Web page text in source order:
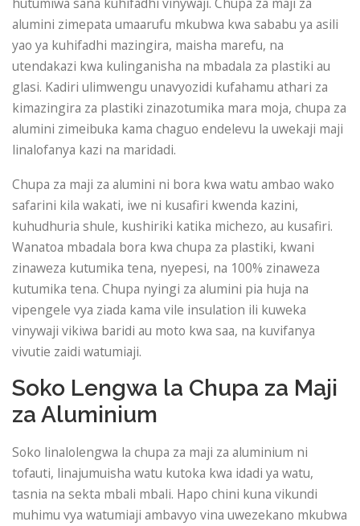
alumini zimepata umaarufu mkubwa kwa sababu ya asili
yao ya kuhifadhi mazingira, maisha marefu, na
utendakazi kwa kulinganisha na mbadala za plastiki au
glasi. Kadiri ulimwengu unavyozidi kufahamu athari za
kimazingira za plastiki zinazotumika mara moja, chupa za
alumini zimeibuka kama chaguo endelevu la uwekaji maji
linalofanya kazi na maridadi.
Chupa za maji za alumini ni bora kwa watu ambao wako
safarini kila wakati, iwe ni kusafiri kwenda kazini,
kuhudhuria shule, kushiriki katika michezo, au kusafiri.
Wanatoa mbadala bora kwa chupa za plastiki, kwani
zinaweza kutumika tena, nyepesi, na 100% zinaweza
kutumika tena. Chupa nyingi za alumini pia huja na
vipengele vya ziada kama vile insulation ili kuweka
vinywaji vikiwa baridi au moto kwa saa, na kuvifanya
vivutie zaidi watumiaji.
Soko Lengwa la Chupa za Maji
za Aluminium
Soko linalolengwa la chupa za maji za aluminium ni
tofauti, linajumuisha watu kutoka kwa idadi ya watu,
tasnia na sekta mbali mbali. Hapo chini kuna vikundi
muhimu vya watumiaji ambavyo vina uwezekano mkubwa